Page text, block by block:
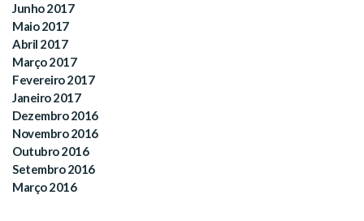
Junho 2017
Maio 2017
Abril 2017
Março 2017
Fevereiro 2017
Janeiro 2017
Dezembro 2016
Novembro 2016
Outubro 2016
Setembro 2016
Março 2016